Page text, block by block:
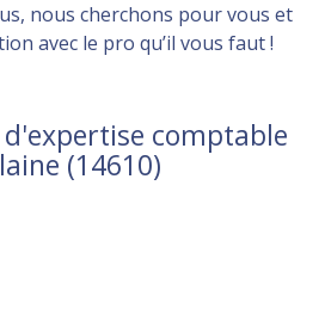
nous cherchons pour vous et
avec le pro qu’il vous faut !
comptable
(14610)